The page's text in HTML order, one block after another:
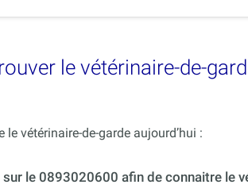
le vétérinaire-de-
le vétérinaire-de-garde aujourd’hui :
sur le 0893020600 afin de connaitre le